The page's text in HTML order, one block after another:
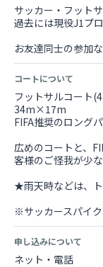
サッカー・フット
過去には現役J1プ
お友達同士の参加
コートについて
フットサルコート
34m×17m
FIFA推奨のロング
広めのコートと、
客様のご怪我が少
★雨天時などは、
※サッカースパイク
申し込みについて
ネット・電話